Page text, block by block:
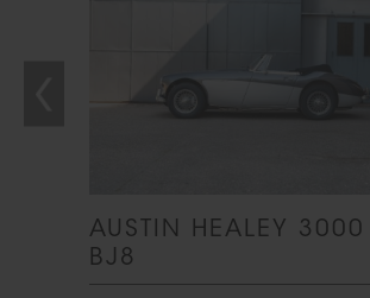
AUSTIN HEALEY 3000
BJ8